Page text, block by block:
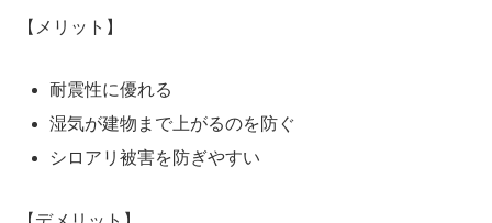
【メリット】
耐震性に優れる
湿気が建物まで上がるのを防ぐ
シロアリ被害を防ぎやすい